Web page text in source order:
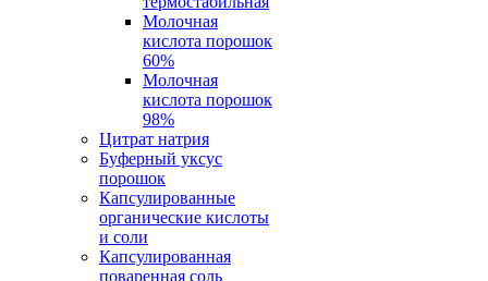
Молочная
кислота порошок
60%
Молочная
кислота порошок
98%
Цитрат натрия
Буферный уксус
порошок
Капсулированные
органические кислоты
и соли
Капсулированная
поваренная соль